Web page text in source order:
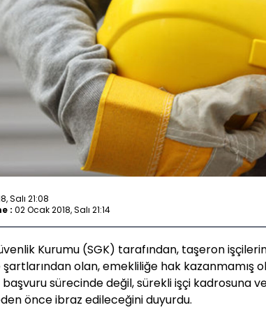
Salı 21:08
: 02 Ocak 2018, Salı 21:14
Kurumu (SGK) tarafından, taşeron
olan, emekliliğe hak kazanmamış
sürecinde değil, sürekli işçi kadrosuna
önce ibraz edileceğini duyurdu.